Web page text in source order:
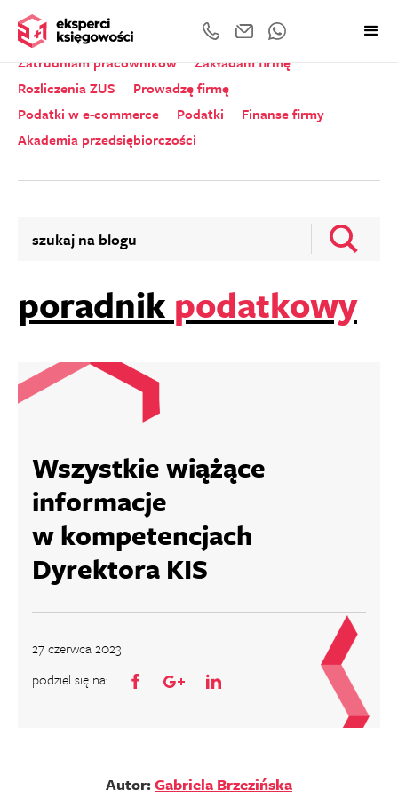
Wszystkie kategorie
Zeznania roczne
Zatrudniam pracowników
Zakładam firmę
Rozliczenia ZUS
Prowadzę firmę
Podatki w e-commerce
Podatki
Finanse firmy
Akademia przedsiębiorczości
poradnik podatkowy
Wszystkie wiążące
informacje
w kompetencjach
Dyrektora KIS
27 czerwca 2023
podziel się na:
Autor:Gabriela Brzezińska